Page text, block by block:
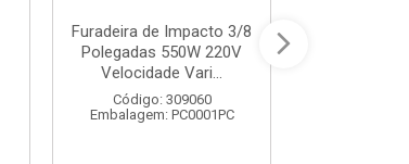
Furadeira de Impacto 3/8
Polegadas 550W 220V
Velocidade Vari...
Código: 309060
Embalagem: PC0001PC